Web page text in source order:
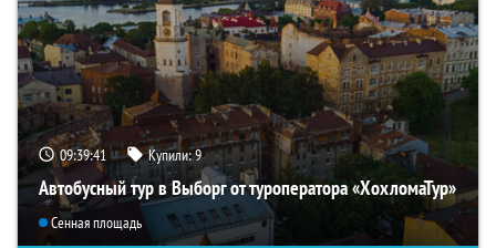
09:39:40 Купили:9
Автобусный тур в Выборг от туроператора «ХохломаТур»
Сенная площадь